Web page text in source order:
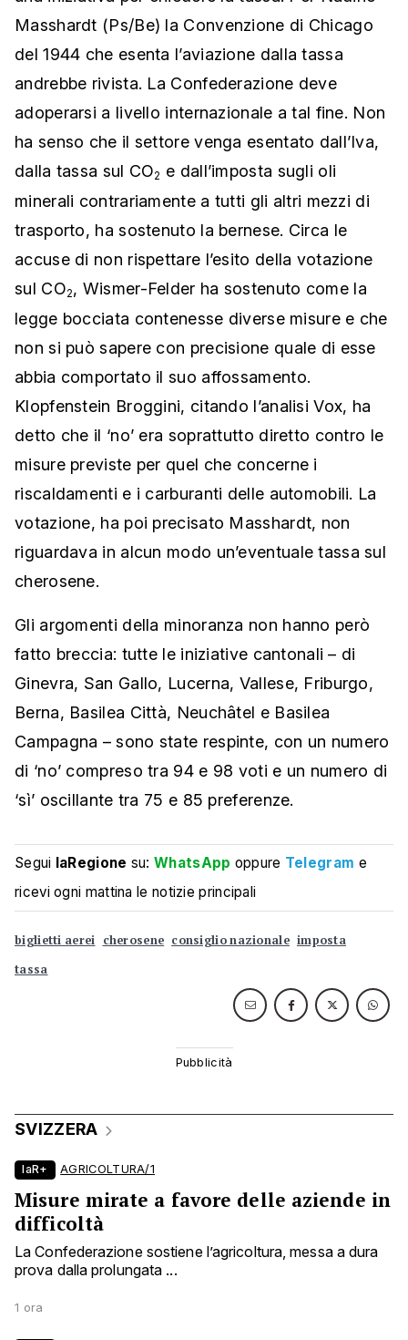
Masshardt (Ps/Be) la Convenzione di Chicago
del 1944 che esenta l’aviazione dalla tassa
andrebbe rivista. La Confederazione deve
adoperarsi a livello internazionale a tal fine. Non
ha senso che il settore venga esentato dall’Iva,
dalla tassa sul CO2 e dall’imposta sugli oli
minerali contrariamente a tutti gli altri mezzi di
trasporto, ha sostenuto la bernese. Circa le
accuse di non rispettare l’esito della votazione
sul CO2, Wismer-Felder ha sostenuto come la
legge bocciata contenesse diverse misure e che
non si può sapere con precisione quale di esse
abbia comportato il suo affossamento.
Klopfenstein Broggini, citando l’analisi Vox, ha
detto che il ‘no’ era soprattutto diretto contro le
misure previste per quel che concerne i
riscaldamenti e i carburanti delle automobili. La
votazione, ha poi precisato Masshardt, non
riguardava in alcun modo un’eventuale tassa sul
cherosene.
Gli argomenti della minoranza non hanno però
fatto breccia: tutte le iniziative cantonali – di
Ginevra, San Gallo, Lucerna, Vallese, Friburgo,
Berna, Basilea Città, Neuchâtel e Basilea
Campagna – sono state respinte, con un numero
di ‘no’ compreso tra 94 e 98 voti e un numero di
‘sì’ oscillante tra 75 e 85 preferenze.
Segui laRegione su:WhatsApp oppure Telegram e
ricevi ogni mattina le notizie principali
biglietti aerei cherosene consiglio nazionale imposta
tassa
SVIZZERA
laR+ AGRICOLTURA/1
Misure mirate a favore delle aziende in
difficoltà
La Confederazione sostiene l’agricoltura, messa a dura
prova dalla prolungata ...
1 ora